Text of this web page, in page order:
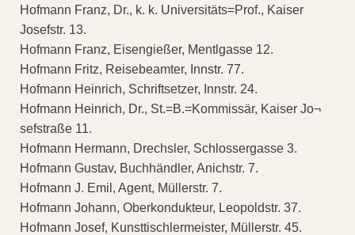
Hofmann Franz, Dr., k. k. Universitäts=Prof., Kaiser
Josefstr. 13.
Hofmann Franz, Eisengießer, Mentlgasse 12.
Hofmann Fritz, Reisebeamter, Innstr. 77.
Hofmann Heinrich, Schriftsetzer, Innstr. 24.
Hofmann Heinrich, Dr., St.=B.=Kommissär, Kaiser Jo¬
sefstraße 11.
Hofmann Hermann, Drechsler, Schlossergasse 3.
Hofmann Gustav, Buchhändler, Anichstr. 7.
Hofmann J. Emil, Agent, Müllerstr. 7.
Hofmann Johann, Oberkondukteur, Leopoldstr. 37.
Hofmann Josef, Kunsttischlermeister, Müllerstr. 45.